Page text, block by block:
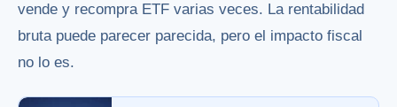
vende y recompra ETF varias veces. La rentabilidad
bruta puede parecer parecida, pero el impacto fiscal
no lo es.